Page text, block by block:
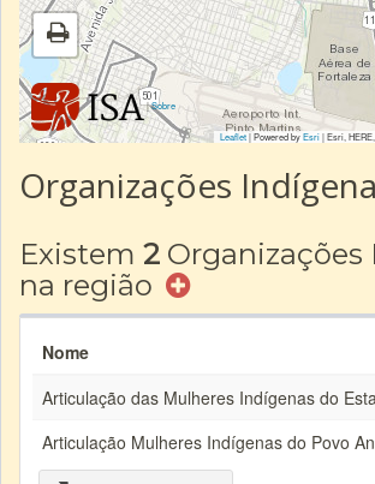
|Sobre
Leaflet| Powered byEsri|Esri,
Organizações
Existem 2 Organizações
na região
Nome
Articulação das Mulheres Indígenas do
Articulação Mulheres Indígenas do Povo